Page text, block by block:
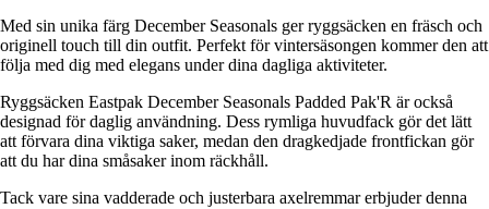
Med sin unika färg December Seasonals ger ryggsäcken en fräsch och
originell touch till din outfit. Perfekt för vintersäsongen kommer den att
följa med dig med elegans under dina dagliga aktiviteter.
Ryggsäcken Eastpak December Seasonals Padded Pak'R är också
designad för daglig användning. Dess rymliga huvudfack gör det lätt
att förvara dina viktiga saker, medan den dragkedjade frontfickan gör
att du har dina småsaker inom räckhåll.
Tack vare sina vadderade och justerbara axelremmar erbjuder denna